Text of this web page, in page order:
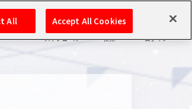
スケジュール 検索 ログイン
All Accept All Cookies